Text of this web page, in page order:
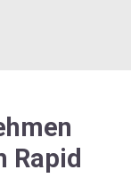
Rapid